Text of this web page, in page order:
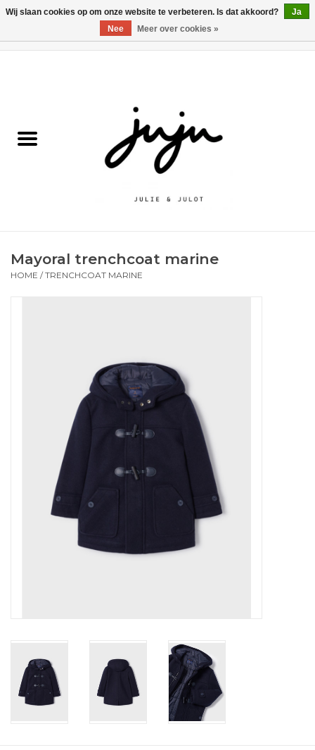
Kledij jongens
Schoenen
Cadeaubonnen
Mayoral trenchcoat marine
HOME /TRENCHCOAT MARINE
Wij slaan cookies op om onze website te verbeteren. Is dat akkoord?
Ja
Nee
Meer over cookies »